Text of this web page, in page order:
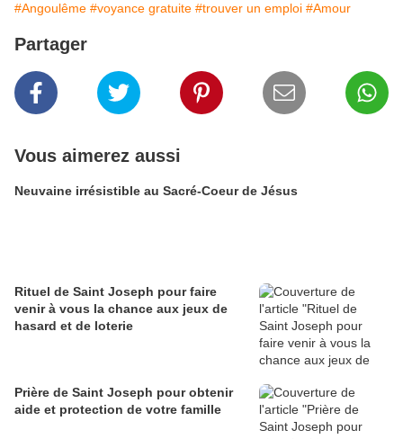
#Angoulême #voyance gratuite #trouver un emploi #Amour
Partager
Vous aimerez aussi
Neuvaine irrésistible au Sacré-Coeur de Jésus
Rituel de Saint Joseph pour faire
venir à vous la chance aux jeux de
hasard et de loterie
Prière de Saint Joseph pour obtenir
aide et protection de votre famille